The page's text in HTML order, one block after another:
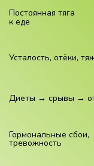
Постоянная тяга
к еде
Усталость, отёки,
Диеты → срывы →
Гормональные сбои,
тревожность